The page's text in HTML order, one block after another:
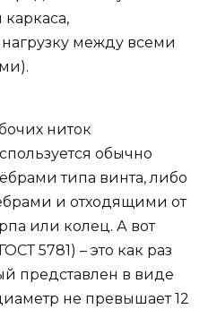
между всеми
ниток
обычно
типа винта, либо
и отходящими от
или колец. А вот
5781) – это как раз
представлен в виде
не превышает 12